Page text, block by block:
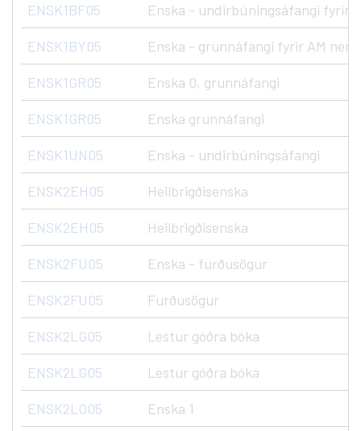
ENSK1BF05 Enska - undirbúningsáfangi fyrir
ENSK1BY05 Enska - grunnáfangi fyrir AM
ENSK1GR05 Enska 0, grunnáfangi
ENSK1GR05 Enska grunnáfangi
ENSK1UN05 Enska - undirbúningsáfangi
ENSK2EH05 Heilbrigðisenska
ENSK2EH05 Heilbrigðisenska
ENSK2FU05 Enska - furðusögur
ENSK2FU05 Furðusögur
ENSK2LG05 Lestur góðra bóka
ENSK2LG05 Lestur góðra bóka
ENSK2LO05 Enska 1